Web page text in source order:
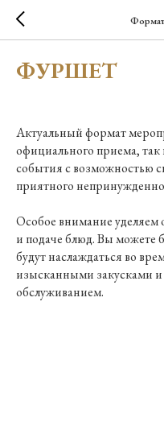
ФУРШЕТ
Актуальный формат
официального приема, так
события c возможностью
приятного
Особое внимание
и подаче блюд. Вы можете
будут наслаждаться во
изысканными закусками
обслуживанием.